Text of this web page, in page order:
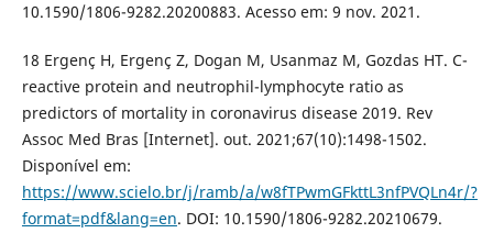
10.1590/1806-9282.20200883. Acesso em: 9 nov. 2021.
18 Ergenç H, Ergenç Z, Dogan M, Usanmaz M, Gozdas HT. C-
reactive protein and neutrophil-lymphocyte ratio as
predictors of mortality in coronavirus disease 2019. Rev
Assoc Med Bras [Internet]. out. 2021;67(10):1498-1502.
Disponível em:
https://www.scielo.br/j/ramb/a/w8fTPwmGFkttL3nfPVQLn4r/?
format=pdf&lang=en. DOI: 10.1590/1806-9282.20210679.